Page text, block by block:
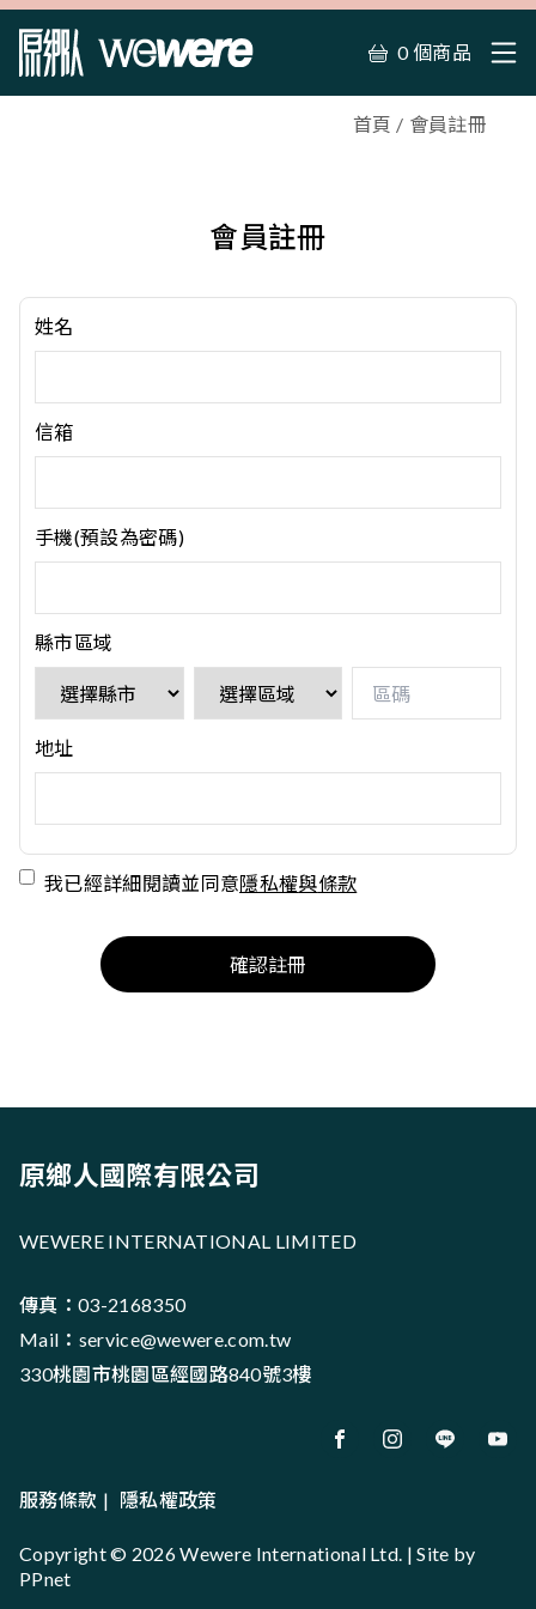
0 個商品
首頁 會員註冊
會員註冊
姓名
信箱
手機(預設為密碼)
縣市區域
地址
我已經詳細閱讀並同意隱私權與條款
確認註冊
原鄉人國際有限公司
WEWERE INTERNATIONAL LIMITED
傳真：03-2168350
Mail： service@wewere.com.tw
330桃園市桃園區經國路840號3樓
服務條款 | 隱私權政策
Copyright © 2026 Wewere International Ltd. | Site by
PPnet